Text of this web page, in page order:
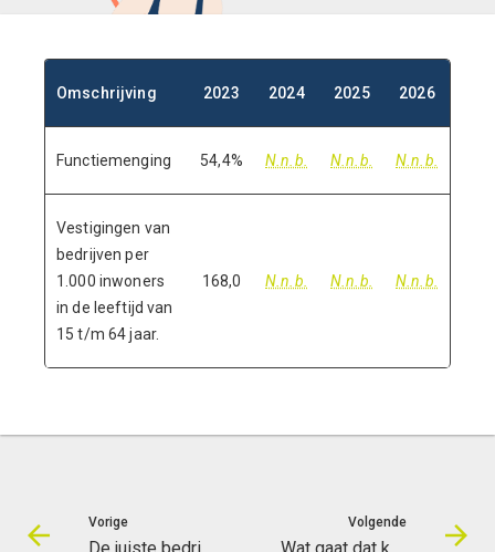
Omschrijving 2023 2024 2025 2026
Functiemenging 54,4% N.n.b. N.n.b. N.n.b.
Vestigingen van
bedrijven per
1.000 inwoners
in de leeftijd van
15 t/m 64 jaar.
168,0 N.n.b. N.n.b. N.n.b.
Vorige Volgende